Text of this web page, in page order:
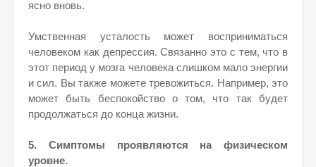
ясно вновь.
Умственная усталость может восприниматься
человеком как депрессия. Связанно это с тем, что в
этот период у мозга человека слишком мало энергии
и сил. Вы также можете тревожиться. Например, это
может быть беспокойство о том, что так будет
продолжаться до конца жизни.
5. Симптомы проявляются на физическом
уровне.